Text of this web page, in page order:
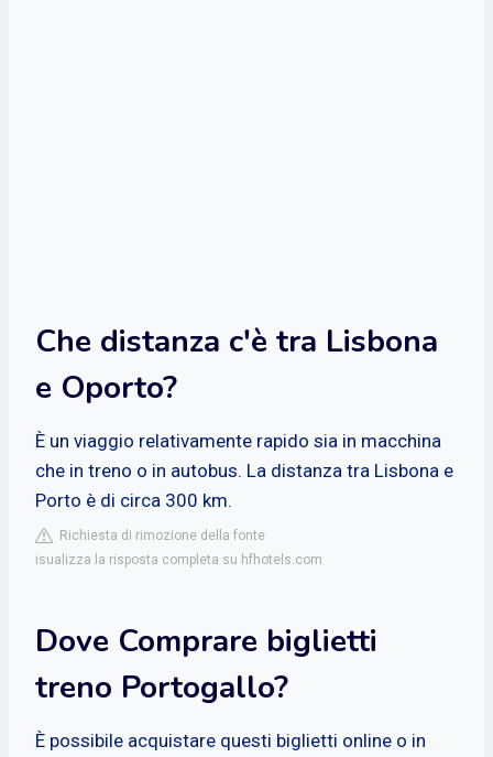
Che distanza c'è tra Lisbona
e Oporto?
È un viaggio relativamente rapido sia in macchina
che in treno o in autobus. La distanza tra Lisbona e
Porto è di circa 300 km.
Richiesta di rimozione della fonte
isualizza la risposta completa su hfhotels.com
Dove Comprare biglietti
treno Portogallo?
È possibile acquistare questi biglietti online o in